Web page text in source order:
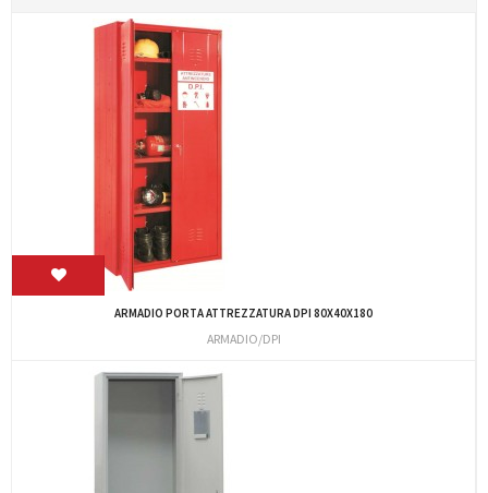
ARMADIO PORTA ATTREZZATURA DPI 80X40X180
ARMADIO/DPI